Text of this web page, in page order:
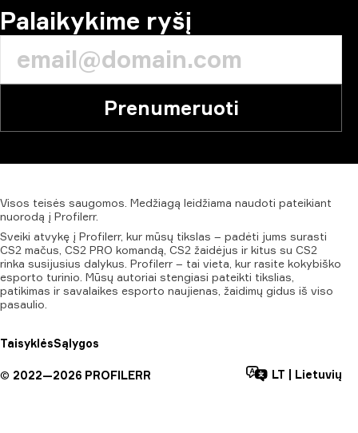
Palaikykime ryšį
Prenumeruoti
Visos teisės saugomos. Medžiagą leidžiama naudoti pateikiant
nuorodą į Profilerr.
Sveiki atvykę į Profilerr, kur mūsų tikslas – padėti jums surasti
CS2 mačus, CS2 PRO komandą, CS2 žaidėjus ir kitus su CS2
rinka susijusius dalykus. Profilerr – tai vieta, kur rasite kokybiško
esporto turinio. Mūsų autoriai stengiasi pateikti tikslias,
patikimas ir savalaikes esporto naujienas, žaidimų gidus iš viso
pasaulio.
TaisyklėsSąlygos
© 2022—2026 PROFILERR LT Lietuvių